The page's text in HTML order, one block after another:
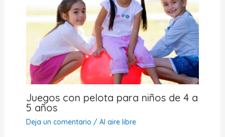
Juegos con pelota para niños de 4 a
5 años
Deja un comentario / Al aire libre